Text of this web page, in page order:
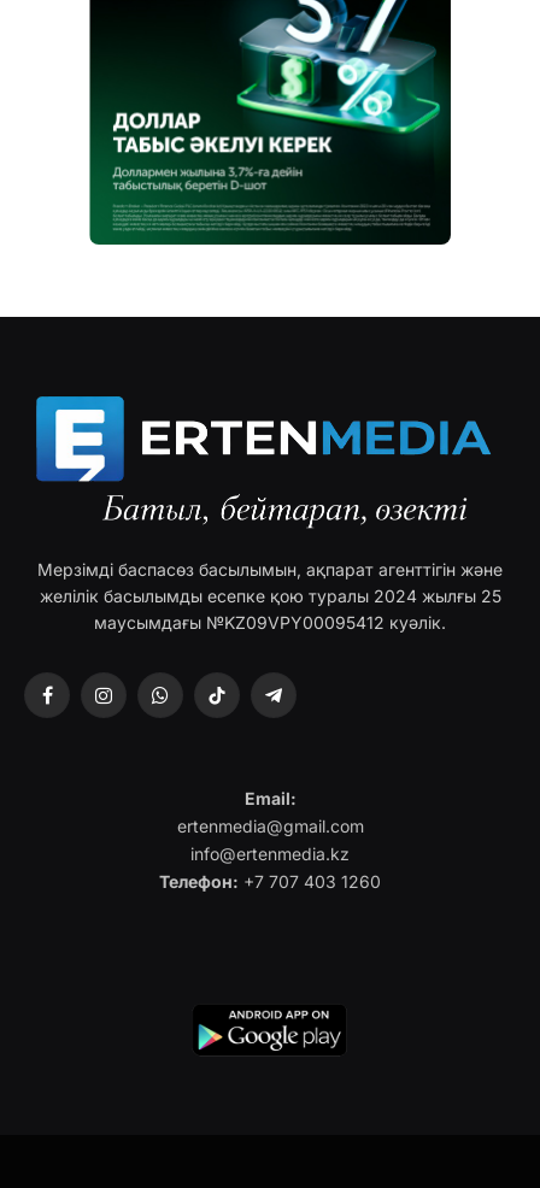
Мерзімді баспасөз басылымын, ақпарат агенттігін және
желілік басылымды есепке қою туралы 2024 жылғы 25
маусымдағы №KZ09VPY00095412 куәлік.
FacebookInstagramWhatsAppTikTok Telegram
Email:
ertenmedia@gmail.com
info@ertenmedia.kz
Телефон: +7 707 403 1260